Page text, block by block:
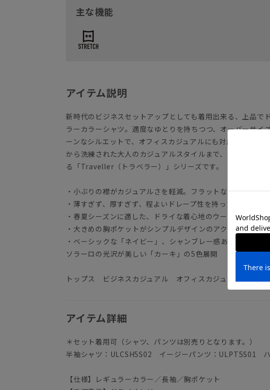
主な機能
アイテム説明
新時代のビジネスセットアップとしても着用出来る、上品で
ラーカラーシャツ。適度なゆとりを持ちつつ、オーバーサイ
ーンなシルエットで、オフィスカジュアルにも対応します。
から洗練された大人のカジュアルスタイルまで、幅広いシー
る「Traveller（トラベラー）」シリーズです。
・小ぶりの襟がカジュアルさを軽減。フラットな裾でタック
・薄すぎず、厚すぎず、程よいドレープ性を持った高級感漂
・春夏シーズンに適した、ドライな着心地のウールポリエス
・大きめの胸ポケットがシンプルデザインのアクセントに
・ベーシックな「ネイビー」、シャンブレー感ある「ベージ
ソラーロの光沢が美しい「カーキ」の5色展開
トップス ビジネスカジュアル オフィスカジュアル シャツ
アイテム詳細
＊セット着用可（シャツ、パンツは別売りとなります。）
半袖シャツ：ULCSH5S02 イージーパンツ：ULPT5S01
【仕様】レギュラーカラー／長袖／胸ポケット